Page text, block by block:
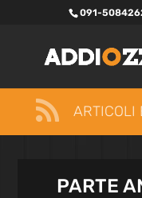
091-
 ARTICOLI
PARTE